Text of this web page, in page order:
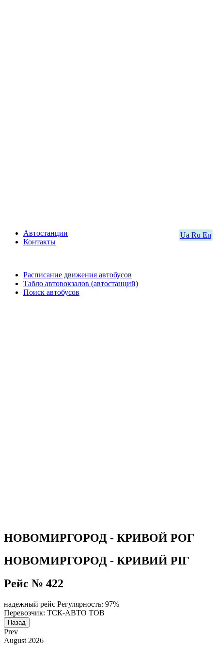
Ua Ru En
Автостанции
Контакты
Расписание движения автобусов
Табло автовокзалов (автостанций)
Поиск автобусов
НОВОМИРГОРОД - КРИВОЙ РОГ
НОВОМИРГОРОД - КРИВИЙ РІГ
Рейс № 422
надежный рейс Регулярность: 97%
Перевозчик: ТСК-АВТО ТОВ
Назад
Prev
August 2026